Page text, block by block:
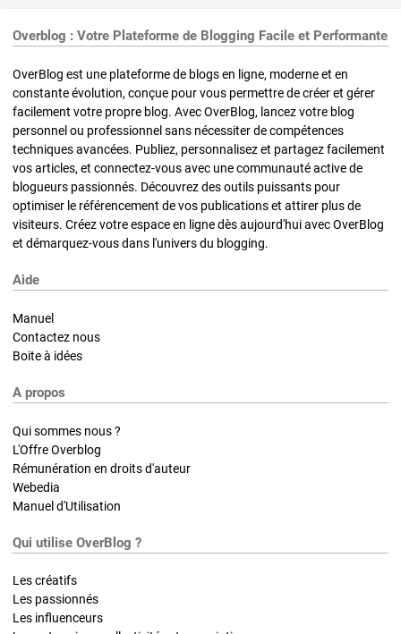
Overblog : Votre Plateforme de Blogging Facile et Performante
OverBlog est une plateforme de blogs en ligne, moderne et en
constante évolution, conçue pour vous permettre de créer et gérer
facilement votre propre blog. Avec OverBlog, lancez votre blog
personnel ou professionnel sans nécessiter de compétences
techniques avancées. Publiez, personnalisez et partagez facilement
vos articles, et connectez-vous avec une communauté active de
blogueurs passionnés. Découvrez des outils puissants pour
optimiser le référencement de vos publications et attirer plus de
visiteurs. Créez votre espace en ligne dès aujourd'hui avec OverBlog
et démarquez-vous dans l'univers du blogging.
Aide
Manuel
Contactez nous
Boite à idées
A propos
Qui sommes nous ?
L'Offre Overblog
Rémunération en droits d'auteur
Webedia
Manuel d'Utilisation
Qui utilise OverBlog ?
Les créatifs
Les passionnés
Les influenceurs